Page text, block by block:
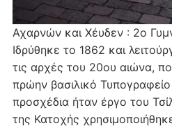
Αχαρνών και Χέυδεν : 2ο
Ιδρύθηκε το 1862 και
τις αρχές του 20ου αιώνα,
πρώην βασιλικό
προσχέδια ήταν έργο του
της Κατοχής